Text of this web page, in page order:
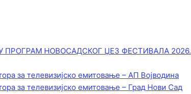
НОВОСАДСКОГ ЏЕЗ ФЕСТИВАЛА 2026.
за телевизијско емитовање – АП Војводинa
за телевизијско емитовање – Град Нови Сад